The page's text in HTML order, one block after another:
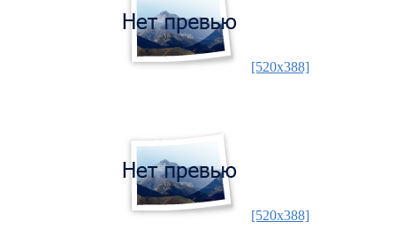
[520x388]
[520x388]